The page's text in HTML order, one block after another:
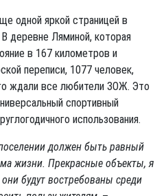
одной яркой страницей в
В деревне Ляминой, которая
в 167 километров и
переписи, 1077 человек,
ждали все любители ЗОЖ. Это
спортивный
использования.
должен быть равный
жизни. Прекрасные объекты, я
будут востребованы среди